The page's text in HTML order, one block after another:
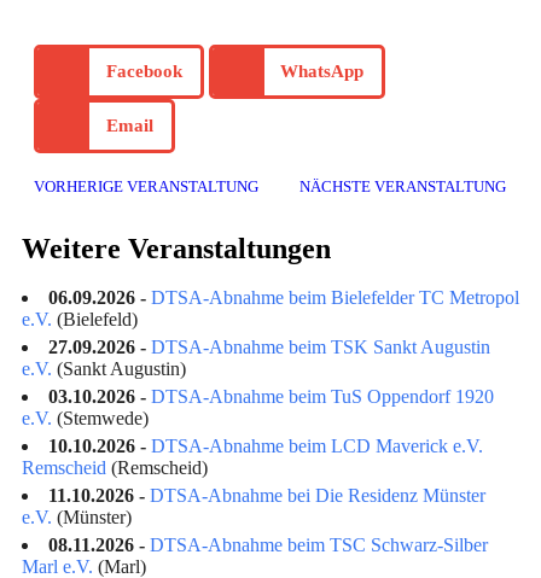
Facebook WhatsApp
Email
VORHERIGE VERANSTALTUNG NÄCHSTE VERANSTALTUNG
Weitere Veranstaltungen
06.09.2026 - DTSA-Abnahme beim Bielefelder TC Metropol
e.V. (Bielefeld)
27.09.2026 - DTSA-Abnahme beim TSK Sankt Augustin
e.V. (Sankt Augustin)
03.10.2026 - DTSA-Abnahme beim TuS Oppendorf 1920
e.V. (Stemwede)
10.10.2026 - DTSA-Abnahme beim LCD Maverick e.V.
Remscheid (Remscheid)
11.10.2026 - DTSA-Abnahme bei Die Residenz Münster
e.V. (Münster)
08.11.2026 - DTSA-Abnahme beim TSC Schwarz-Silber
Marl e.V. (Marl)